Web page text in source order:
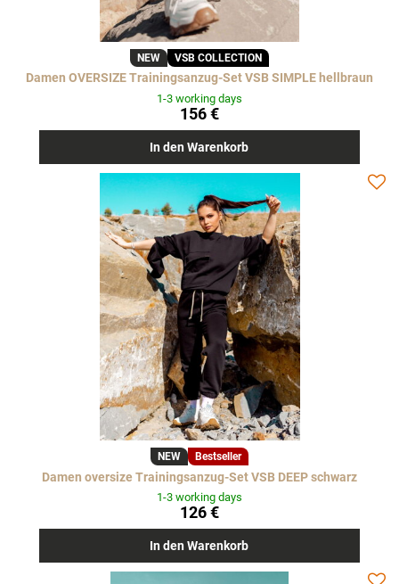
NEW VSB COLLECTION
Damen OVERSIZE Trainingsanzug-Set VSB SIMPLE hellbraun
1-3 working days
156 €
In den Warenkorb
NEW Bestseller
Damen oversize Trainingsanzug-Set VSB DEEP schwarz
1-3 working days
126 €
In den Warenkorb